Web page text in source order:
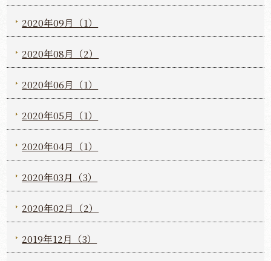
2020年09月（1）
2020年08月（2）
2020年06月（1）
2020年05月（1）
2020年04月（1）
2020年03月（3）
2020年02月（2）
2019年12月（3）